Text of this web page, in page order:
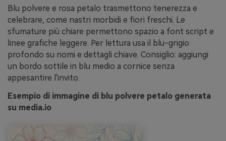
Blu polvere e rosa petalo trasmettono tenerezza e
celebrare, come nastri morbidi e fiori freschi. Le
sfumature più chiare permettono spazio a font script e
linee grafiche leggere. Per lettura usa il blu-grigio
profondo su nomi e dettagli chiave. Consiglio: aggiungi
un bordo sottile in blu medio a cornice senza
appesantire l'invito.
Esempio di immagine di blu polvere petalo generata
su media.io